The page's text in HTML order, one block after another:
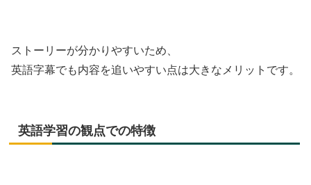
ストーリーが分かりやすいため、
英語字幕でも内容を追いやすい点は大きなメリットです。
英語学習の観点での特徴